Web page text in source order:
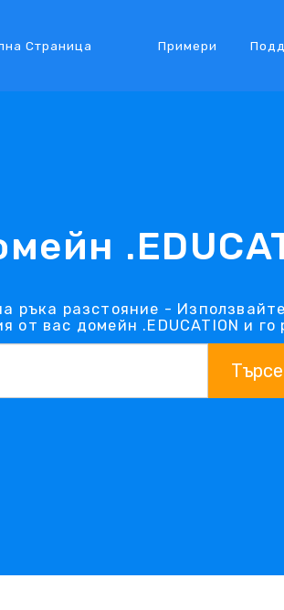
Страница Примери
ръка разстояние -
от вас домейн .EDUCATION и го